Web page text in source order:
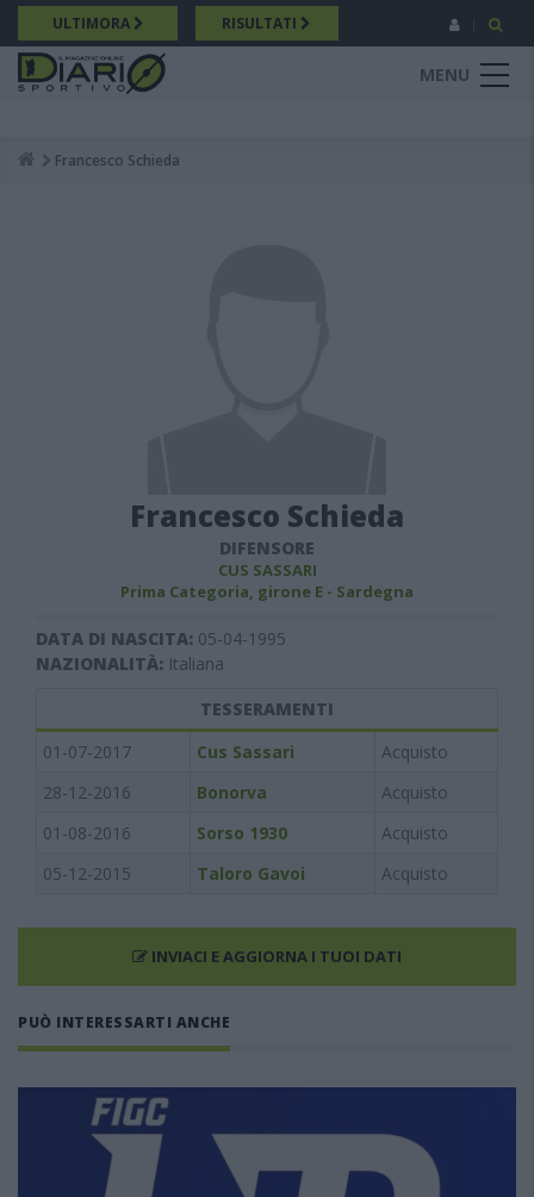
Salta
al
contenuto
principale
ULTIMORA RISULTATI
MENU
Breadcrumb
Francesco Schieda
Francesco Schieda
DIFENSORE
CUS SASSARI
Prima Categoria, girone E - Sardegna
DATA DI NASCITA: 05-04-1995
NAZIONALITÀ: Italiana
TESSERAMENTI
01-07-2017
Cus Sassari
Acquisto
28-12-2016
Bonorva
Acquisto
01-08-2016
Sorso 1930
Acquisto
05-12-2015
Taloro Gavoi Acquisto
INVIACI E AGGIORNA I TUOI DATI
PUÒ INTERESSARTI ANCHE